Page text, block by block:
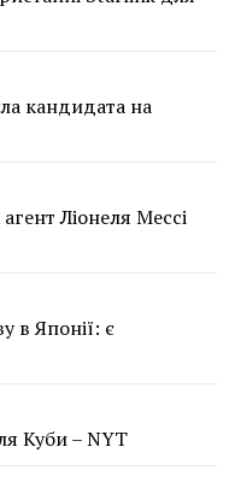
кандидата на
Ліонеля Мессі
в Японії: є
Куби – NYT